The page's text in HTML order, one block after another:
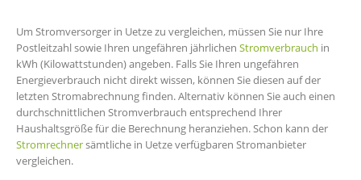
Um Stromversorger in Uetze zu vergleichen, müssen Sie nur Ihre
Postleitzahl sowie Ihren ungefähren jährlichen Stromverbrauch in
kWh (Kilowattstunden) angeben. Falls Sie Ihren ungefähren
Energieverbrauch nicht direkt wissen, können Sie diesen auf der
letzten Stromabrechnung finden. Alternativ können Sie auch einen
durchschnittlichen Stromverbrauch entsprechend Ihrer
Haushaltsgröße für die Berechnung heranziehen. Schon kann der
Stromrechnersämtliche in Uetze verfügbaren Stromanbieter
vergleichen.